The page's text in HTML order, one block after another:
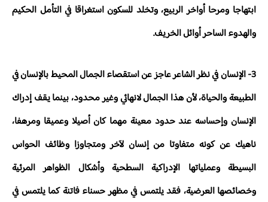
ابتهاجا ومرحا أواخر الربيع، وتخلد للسكون استغراقا في التأمل الحكيم
والهدوء الساحر أوائل الخريف.
3- الإنسان في نظر الشاعر عاجز عن استقصاء الجمال المحيط بالإنسان في
الطبيعة والحياة، لأن هذا الجمال لانهائي وغير محدود، بينما يقف إدراك
الإنسان وإحساسه عند حدود معينة مهما كان أصيلا وعميقا ومرهفا،
ناهيك عن كونه متفاوتا من إنسان لآخر ومتجاوزا وظائف الحواس
البسيطة وعملياتها الإدراكية السطحية وأشكال الظواهر المرئية
وخصائصها العرضية، فقد يلتمس في مظهر حسناء فاتنة كما يلتمس في